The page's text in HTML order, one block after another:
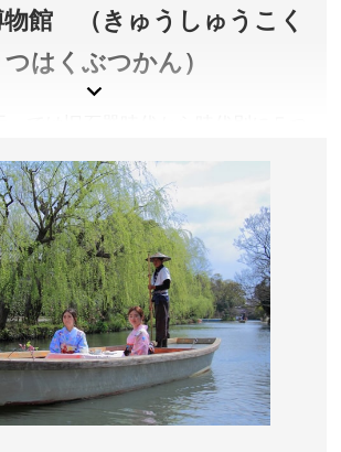
092-922-8225(9:00～17:00)
式サイト
物館 （きゅうしゅうこく
つはくぶつかん）
紹介。日本に伝わってきた美しい文
することができます。
流展)／大人700円、大学生350円、高校
歳未満・満70歳以上は無料(生年月日が
提示ください。) ※特別展は別料金
～17:00(入館は16:30まで)、特別展開催
土曜は夜間開館 9:30～20:00(入館は